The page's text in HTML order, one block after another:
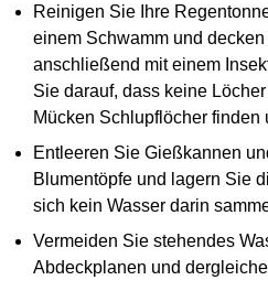
Reinigen Sie Ihre
einem Schwamm und
anschließend mit einem
Sie darauf, dass keine
Mücken Schlupflöcher finden
Entleeren Sie Gießkannen
Blumentöpfe und lagern Sie
sich kein Wasser darin
Vermeiden Sie stehendes
Abdeckplanen und